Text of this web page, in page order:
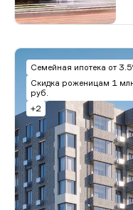
Семейная ипотека от
Скидка роженицам 1
руб.
+2